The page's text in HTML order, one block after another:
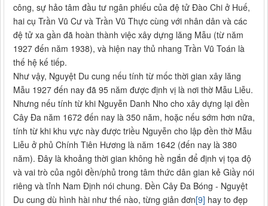
công, sự hảo tâm đầu tư ngân phiếu của đệ tử Đào Chi ở Huế,
hai cụ Trần Vũ Cư và Trần Vũ Thực cùng với nhân dân và các
đệ tử xa gần đã hoàn thành việc xây dựng lăng Mẫu (từ năm
1927 đến năm 1938), và hiện nay thủ nhang Trần Vũ Toán là
thế hệ kế tiếp.
Như vậy, Nguyệt Du cung nếu tính từ mốc thời gian xây lăng
Mẫu 1927 đến nay đã 95 năm được định vị là nơi thờ Mẫu Liễu.
Nhưng nếu tính từ khi Nguyễn Danh Nho cho xây dựng lại đền
Cây Đa năm 1672 đến nay là 350 năm, hoặc nếu sớm hơn nữa,
tính từ khi khu vực này được triều Nguyễn cho lập đền thờ Mẫu
Liễu ở phủ Chính Tiên Hương là năm 1642 (đến nay là 380
năm). Đây là khoảng thời gian không hề ngắn để định vị tọa độ
và vai trò của ngôi đền/phủ trong tâm thức dân gian kẻ Giầy nói
riêng và tỉnh Nam Định nói chung. Đền Cây Đa Bóng - Nguyệt
Du cung dù hình hài như thế nào, từng giản đơn[9] hay to đẹp